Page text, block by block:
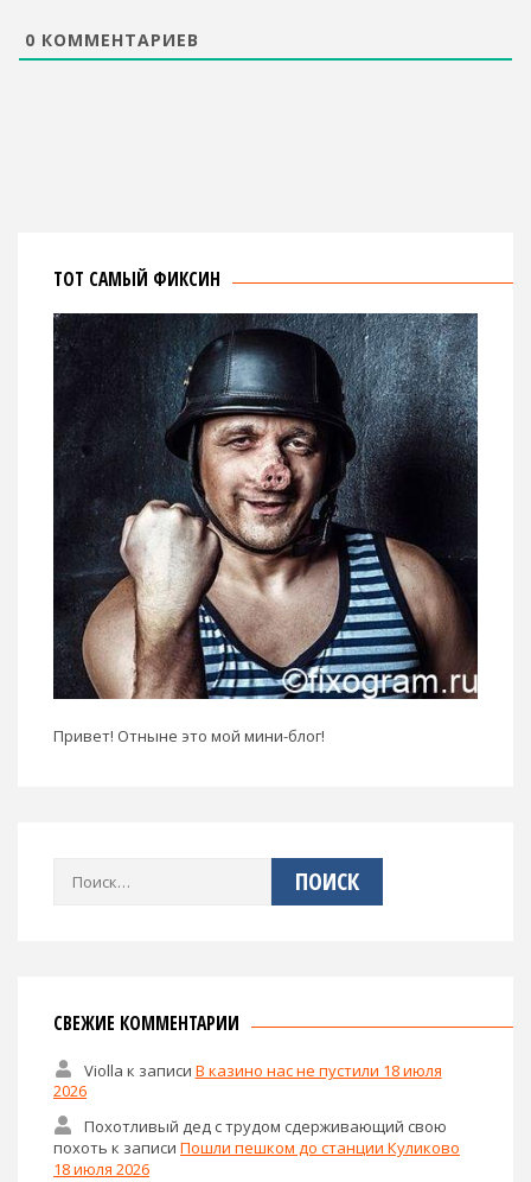
0 КОММЕНТАРИЕВ
ТОТ САМЫЙ ФИКСИН
Привет! Отныне это мой мини-блог!
Найти:
СВЕЖИЕ КОММЕНТАРИИ
Violla к записи В казино нас не пустили 18 июля
2026
Похотливый дед с трудом сдерживающий свою
похоть к записи Пошли пешком до станции Куликово
18 июля 2026